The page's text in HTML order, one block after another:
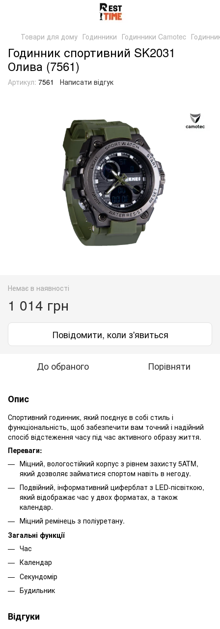
Товари для дому Годинники Годинники Camotec
Годинник спортивний SK2031
Олива (7561)
Артикул: 7561 Написати відгук
Немає в наявності
1 014 грн
Повідомити, коли з'явиться
До обраного Порівняти
Опис
Спортивний годинник, який поєднує в собі стиль і
функціональність, щоб забезпечити вам точний і надійний
спосіб відстеження часу під час активного образу життя.
Переваги:
Міцний, вологостійкий корпус з рівнем захисту 5ATM,
який дозволяє займатися спортом навіть в негоду.
Подвійний, інформативний циферблат з LED-пісвіткою,
який відображає час у двох форматах, а також
календар.
Міцний ремінець з поліуретану.
Загальні функції
Час
Календар
Секундомір
Будильник
Відгуки